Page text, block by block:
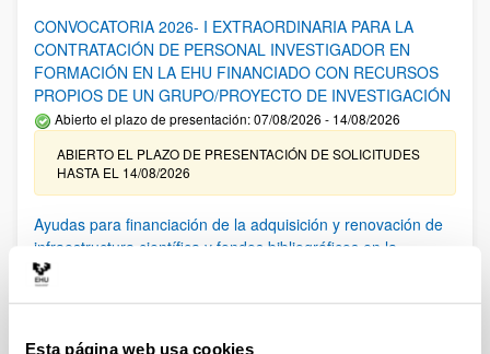
Esta página web usa cookies
CONVOCATORIA 2026- I EXTRAORDINARIA PARA LA
CONTRATACIÓN DE PERSONAL INVESTIGADOR EN
FORMACIÓN EN LA EHU FINANCIADO CON RECURSOS
PROPIOS DE UN GRUPO/PROYECTO DE INVESTIGACIÓN
Abierto el plazo de presentación: 07/08/2026 - 14/08/2026
ABIERTO EL PLAZO DE PRESENTACIÓN DE SOLICITUDES
HASTA EL 14/08/2026
Ayudas para financiación de la adquisición y renovación de
infraestructura científica y fondos bibliográficos en la
UPV/EHU 2026
solicitudes admitidas y excluidas. 23/03/2026: Relación